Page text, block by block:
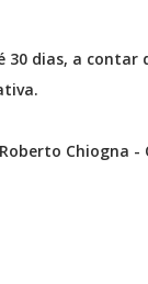
dias, a
Chiogna -